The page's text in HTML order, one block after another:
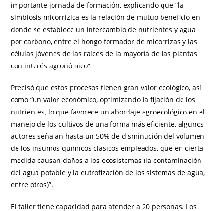
importante jornada de formación, explicando que “la
simbiosis micorrízica es la relación de mutuo beneficio en
donde se establece un intercambio de nutrientes y agua
por carbono, entre el hongo formador de micorrizas y las
células jóvenes de las raíces de la mayoría de las plantas
con interés agronómico”.
Precisó que estos procesos tienen gran valor ecológico, así
como “un valor económico, optimizando la fijación de los
nutrientes, lo que favorece un abordaje agroecológico en el
manejo de los cultivos de una forma más eficiente, algunos
autores señalan hasta un 50% de disminución del volumen
de los insumos químicos clásicos empleados, que en cierta
medida causan daños a los ecosistemas (la contaminación
del agua potable y la eutrofización de los sistemas de agua,
entre otros)”.
El taller tiene capacidad para atender a 20 personas. Los